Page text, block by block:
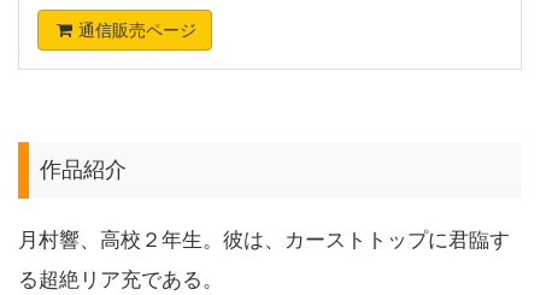
通信販売ページ
作品紹介
月村響、高校２年生。彼は、カーストトップに君臨す
る超絶リア充である。